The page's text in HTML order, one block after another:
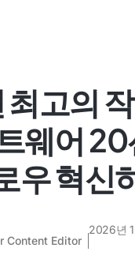
고의
웨어
우 혁신
Content Editor
2026년 1